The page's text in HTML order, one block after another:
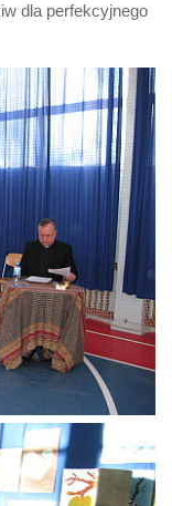
dla perfekcyjnego